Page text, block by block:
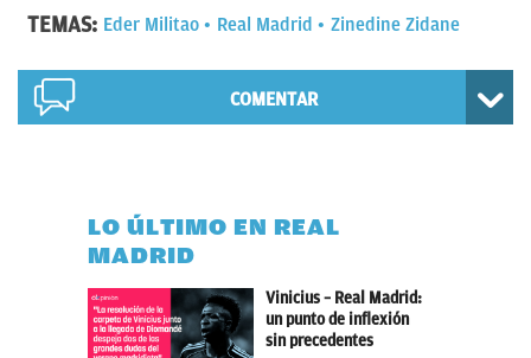
TEMAS: Eder Militao Real Madrid Zinedine Zidane
COMENTAR
LO ÚLTIMO EN REAL
MADRID
Vinicius – Real Madrid:
un punto de inflexión
sin precedentes